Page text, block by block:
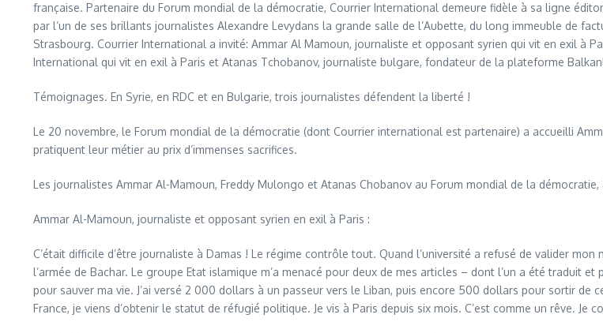
française. Partenaire du Forum mondial de la démocratie, Courrier International demeure fidèle à sa ligne
par l’un de ses brillants journalistes Alexandre Levydans la grande salle de l’Aubette, du long immeuble de
Strasbourg. Courrier International a invité: Ammar Al Mamoun, journaliste et opposant syrien qui vit en exil à
International qui vit en exil à Paris et Atanas Tchobanov, journaliste bulgare, fondateur de la plateforme
Témoignages. En Syrie, en RDC et en Bulgarie, trois journalistes défendent la liberté !
Le 20 novembre, le Forum mondial de la démocratie (dont Courrier international est partenaire) a accueilli
pratiquent leur métier au prix d’immenses sacrifices.
Les journalistes Ammar Al-Mamoun, Freddy Mulongo et Atanas Chobanov au Forum mondial de la
Ammar Al-Mamoun, journaliste et opposant syrien en exil à Paris :
C’était difficile d’être journaliste à Damas ! Le régime contrôle tout. Quand l’université a refusé de valider
l’armée de Bachar. Le groupe Etat islamique m’a menacé pour deux de mes articles – dont l’un a été traduit
pour sauver ma vie. J’ai versé 2 000 dollars à un passeur vers le Liban, puis encore 500 dollars pour sortir
France, je viens d’obtenir le statut de réfugié politique. Je vis à Paris depuis six mois. C’est comme un rêve. Je